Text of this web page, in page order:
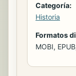
Categoría:
Historia
Formatos
MOBI,